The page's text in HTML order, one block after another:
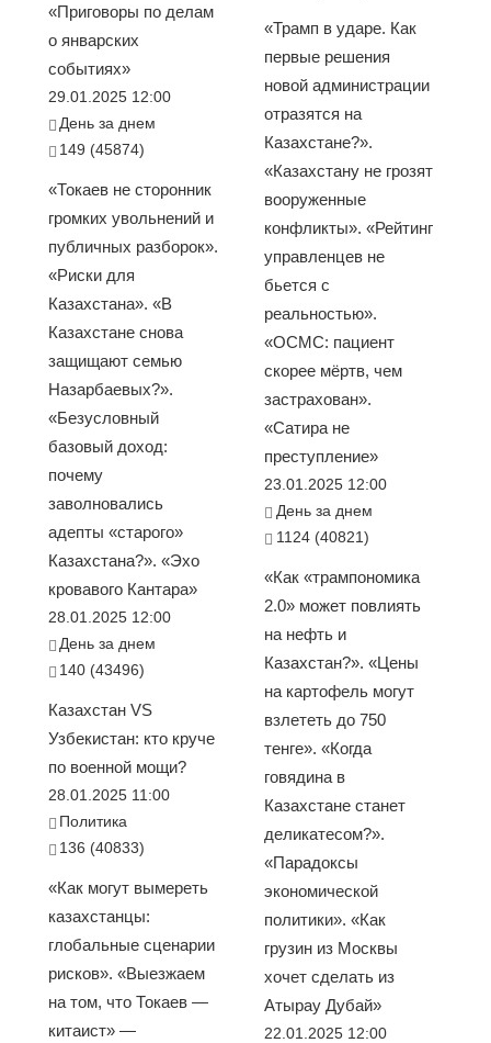
«Приговоры по делам
о январских
событиях»
29.01.2025 12:00
День за днем
149 (45874)
«Токаев не сторонник
громких увольнений и
публичных разборок».
«Риски для
Казахстана». «В
Казахстане снова
защищают семью
Назарбаевых?».
«Безусловный
базовый доход:
почему
заволновались
адепты «старого»
Казахстана?». «Эхо
кровавого Кантара»
28.01.2025 12:00
День за днем
140 (43496)
Казахстан VS
Узбекистан: кто круче
по военной мощи?
28.01.2025 11:00
Политика
136 (40833)
«Как могут вымереть
казахстанцы:
глобальные сценарии
рисков». «Выезжаем
на том, что Токаев —
китаист» —
«Трамп в ударе. Как
первые решения
новой администрации
отразятся на
Казахстане?».
«Казахстану не грозят
вооруженные
конфликты». «Рейтинг
управленцев не
бьется с
реальностью».
«ОСМС: пациент
скорее мёртв, чем
застрахован».
«Сатира не
преступление»
23.01.2025 12:00
День за днем
1124 (40821)
«Как «трампономика
2.0» может повлиять
на нефть и
Казахстан?». «Цены
на картофель могут
взлететь до 750
тенге». «Когда
говядина в
Казахстане станет
деликатесом?».
«Парадоксы
экономической
политики». «Как
грузин из Москвы
хочет сделать из
Атырау Дубай»
22.01.2025 12:00